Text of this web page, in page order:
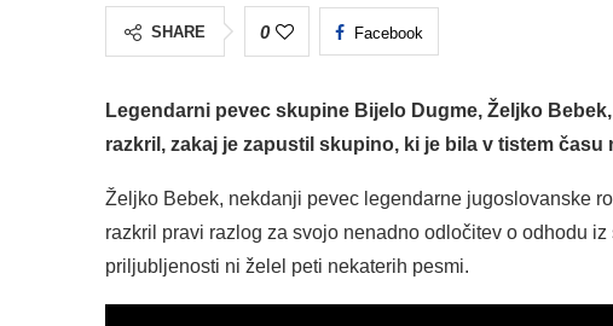
SHARE 0 Facebook
Legendarni pevec skupine Bijelo Dugme, Željko
razkril, zakaj je zapustil skupino, ki je bila v tistem
Željko Bebek, nekdanji pevec legendarne jugoslovanske
razkril pravi razlog za svojo nenadno odločitev o odhodu
priljubljenosti ni želel peti nekaterih pesmi.